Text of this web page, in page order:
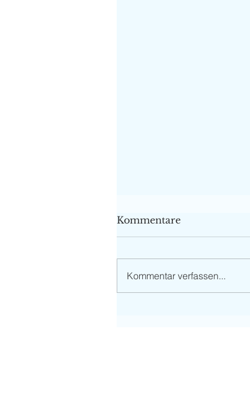
Kommentare
Kommentar verfassen...